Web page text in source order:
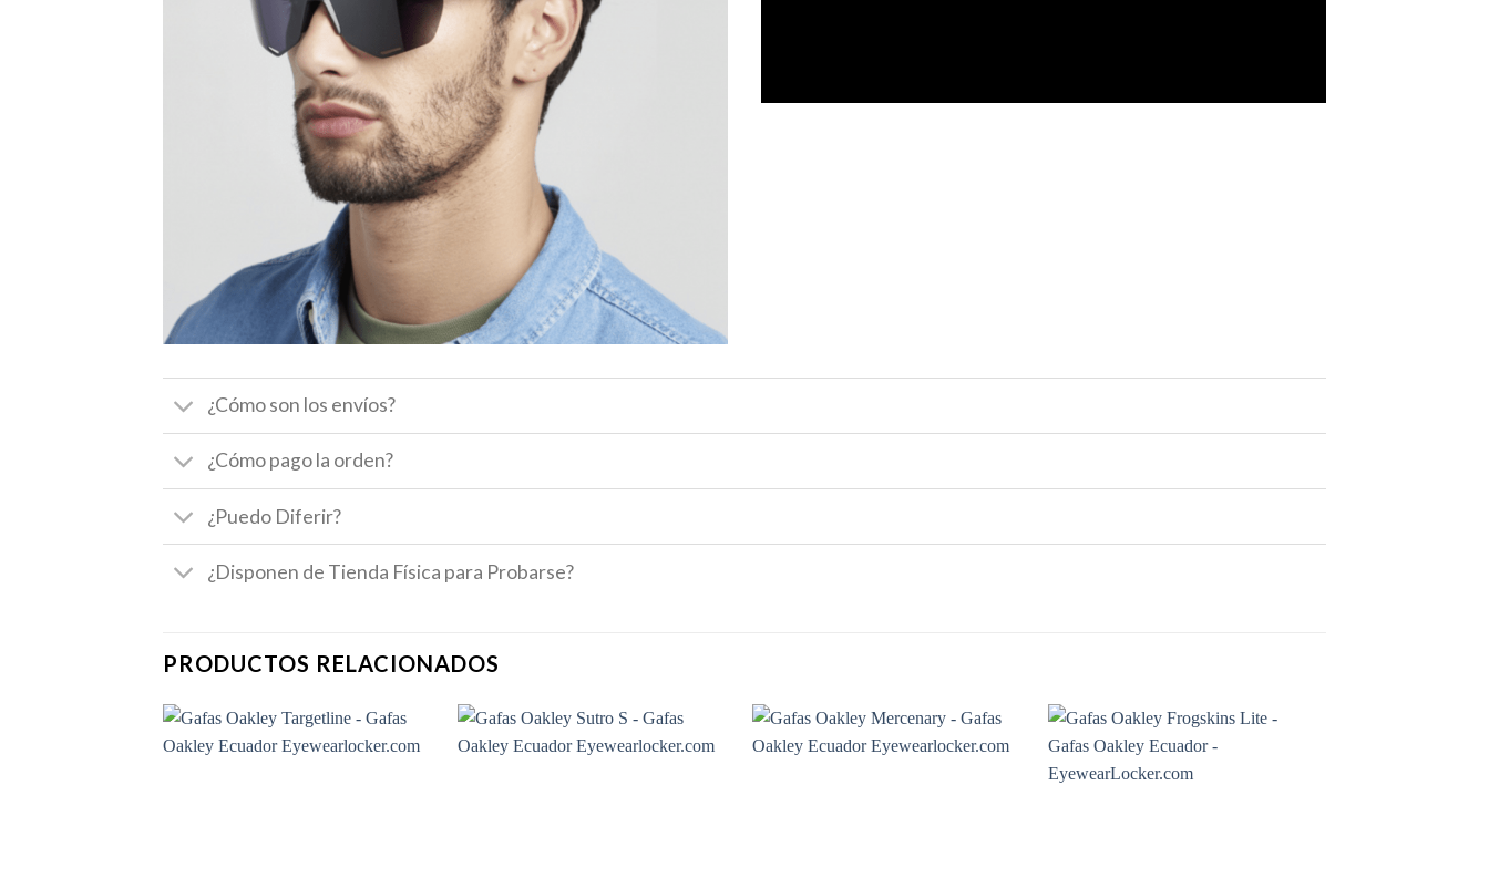
¿Cómo son los envíos?
¿Cómo pago la orden?
¿Puedo Diferir?
¿Disponen de Tienda Física para Probarse?
PRODUCTOS RELACIONADOS